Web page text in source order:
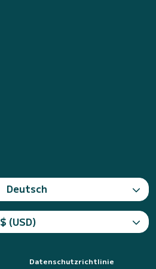
Deutsch
$ (USD)
Datenschutzrichtlinie